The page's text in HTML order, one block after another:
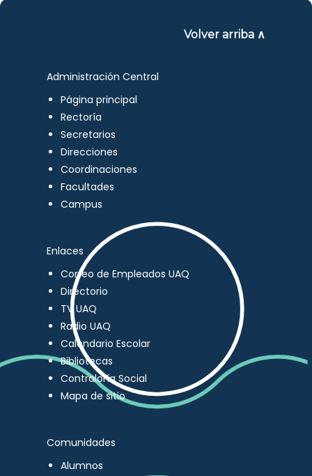
Volver arriba ∧
Administración Central
Página principal
Rectoría
Secretarios
Direcciones
Coordinaciones
Facultades
Campus
Enlaces
Correo de Empleados UAQ
Directorio
TV UAQ
Radio UAQ
Calendario Escolar
Bibliotecas
Contraloría Social
Mapa de sitio
Comunidades
Alumnos